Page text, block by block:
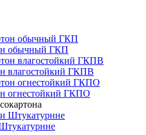
обычный ГКП
влагостойкий ГКПВ
огнестойкий ГКПО